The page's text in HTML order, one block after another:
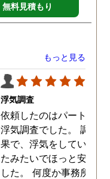
無料見積もり
もっと見る
浮気調査
依頼したのはパートナー
浮気調査でした。 調査
果で、浮気をしていなか
たみたいでほっと安心し
した。 何度か事務所に